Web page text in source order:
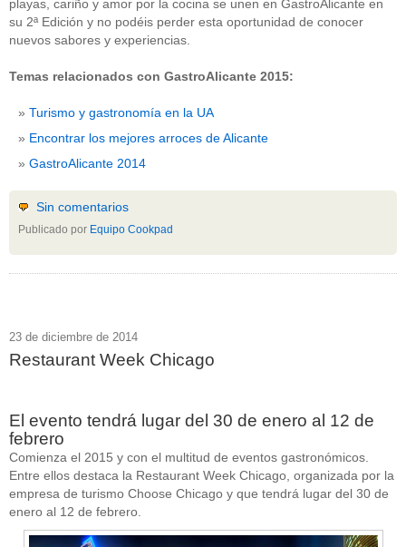
playas, cariño y amor por la cocina se unen en GastroAlicante en
su 2ª Edición y no podéis perder esta oportunidad de conocer
nuevos sabores y experiencias.
Temas relacionados con GastroAlicante 2015:
Turismo y gastronomía en la UA
Encontrar los mejores arroces de Alicante
GastroAlicante 2014
Sin comentarios
Publicado por Equipo Cookpad
23 de diciembre de 2014
Restaurant Week Chicago
El evento tendrá lugar del 30 de enero al 12 de
febrero
Comienza el 2015 y con el multitud de eventos gastronómicos.
Entre ellos destaca la Restaurant Week Chicago, organizada por la
empresa de turismo Choose Chicago y que tendrá lugar del 30 de
enero al 12 de febrero.